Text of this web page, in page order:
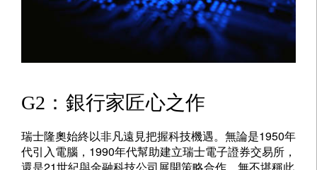
G2：銀行家匠心之作
瑞士隆奧始終以非凡遠見把握科技機遇。無論是1950年
代引入電腦，1990年代幫助建立瑞士電子證券交易所，
還是21世紀與金融科技公司展開策略合作，無不堪稱此